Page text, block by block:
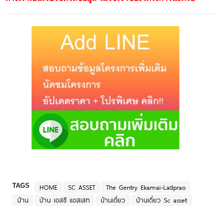
TAGS HOME SC ASSET
The Gentry Ekamai-Ladprao
บ้าน
บ้าน เอสซี แอสเสท บ้านเดี่ยว
บ้านเดี่ยว Sc asset